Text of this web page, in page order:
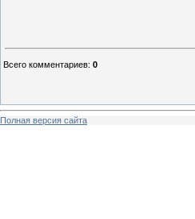
Всего комментариев: 0
Полная версия сайта